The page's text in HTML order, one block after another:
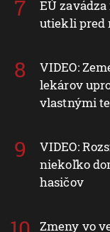
EÚ
utiekli pred
VIDEO:
lekárov
vlastnými
VIDEO:
niekoľko
hasičov
Zmeny vo